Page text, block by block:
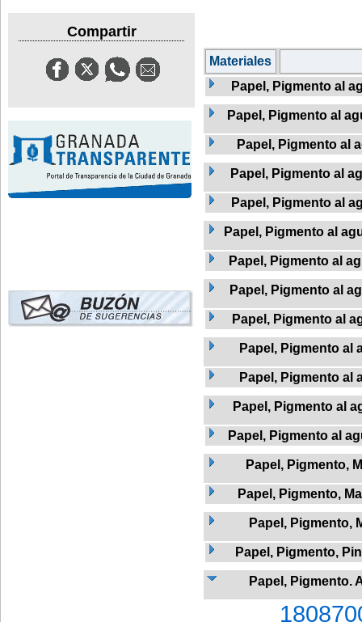
Compartir
Materiales
Papel, Pigmento al
Papel, Pigmento al
Papel, Pigmento al
Papel, Pigmento al
Papel, Pigmento al
Papel, Pigmento al
Papel, Pigmento al
Papel, Pigmento al
Papel, Pigmento al
Papel, Pigmento al
Papel, Pigmento al
Papel, Pigmento al
Papel, Pigmento al
Papel, Pigmento,
Papel, Pigmento,
Papel, Pigmento,
Papel, Pigmento,
Papel, Pigmento.